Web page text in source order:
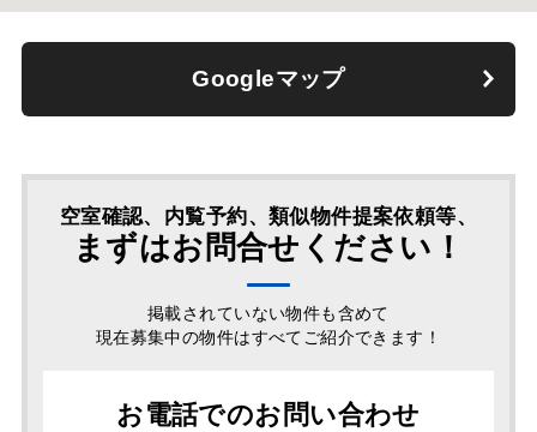
Googleマップ
空室確認、内覧予約、類似物件提案依頼等、
まずはお問合せください！
掲載されていない物件も含めて
現在募集中の物件はすべてご紹介できます！
お電話でのお問い合わせ